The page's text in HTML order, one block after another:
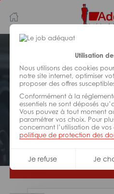
Utilisation
Nous utilisons des cookies
notre site internet, optimiser
proposer des offres
Conformément à la
essentiels ne sont déposés
Vous pouvez à tout moment
paramétrer vos choix. Pour
concernant l’utilisation de
politique de protection des
Je refuse Je
au
contenu
principal
navigation
TRANSPORT
Réf : 0JM-318240
Chauffeur spl
Interim Argentan